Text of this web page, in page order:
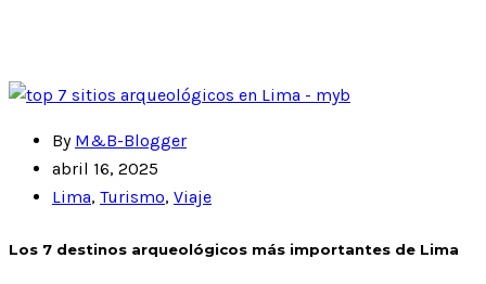
By M&B-Blogger
abril 16, 2025
Lima, Turismo, Viaje
Los 7 destinos arqueológicos más importantes de Lima